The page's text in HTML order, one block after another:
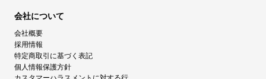
会社について
会社概要
採用情報
特定商取引に基づく表記
個人情報保護方針